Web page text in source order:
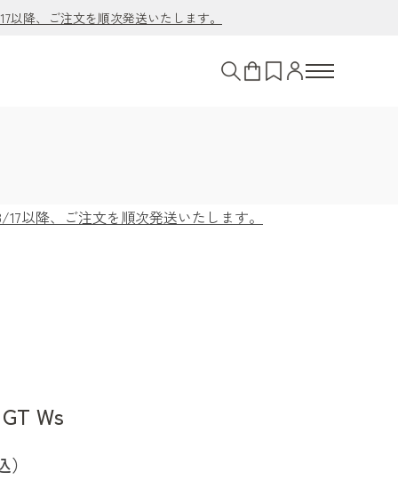
降、ご注文を順次発送いたします。
以降、ご注文を順次発送いたします。
Ws
）